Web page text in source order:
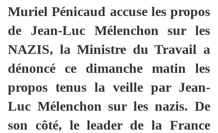
Muriel Pénicaud accuse les propos
de Jean-Luc Mélenchon sur les
NAZIS, la Ministre du Travail a
dénoncé ce dimanche matin les
propos tenus la veille par Jean-
Luc Mélenchon sur les nazis. De
son côté, le leader de la France